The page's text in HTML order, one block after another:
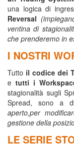
una logica di
Reversal
ventina di
che prenderemo in
I NOSTRI
Tutto il codice dei
e tutti i
stagionalità sugli
Spread, sono a
aperto,per
gestione della
LE SERIE